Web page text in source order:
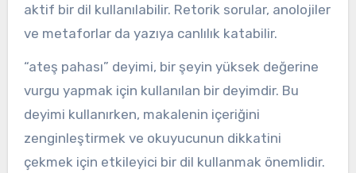
aktif bir dil kullanılabilir. Retorik sorular, anolojiler
ve metaforlar da yazıya canlılık katabilir.
“ateş pahası” deyimi, bir şeyin yüksek değerine
vurgu yapmak için kullanılan bir deyimdir. Bu
deyimi kullanırken, makalenin içeriğini
zenginleştirmek ve okuyucunun dikkatini
çekmek için etkileyici bir dil kullanmak önemlidir.